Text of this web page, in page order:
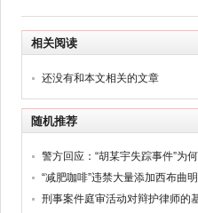
相关阅读
还没有和本文相关的文章
随机推荐
警方回应：“胡某宇失踪事件”为
刑事案件庭审活动对辩护律师的